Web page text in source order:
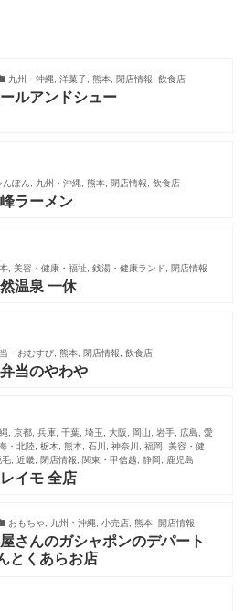
九州・沖縄, 洋菓子, 熊本, 閉店情報, 飲食店
ルアンドシュー
んぽん, 九州・沖縄, 熊本, 閉店情報, 飲食店
ラーメン
, 美容・健康・福祉, 銭湯・健康ランド, 閉店情報
温泉 一休
・おむすび, 熊本, 閉店情報, 飲食店
当のやわや
, 京都, 兵庫, 千葉, 埼玉, 大阪, 岡山, 岩手, 広島, 愛
・北陸, 栃木, 熊本, 石川, 神奈川, 福岡, 美容・健
, 近畿, 閉店情報, 関東・甲信越, 静岡, 鹿児島
イモ 全店
おもちゃ, 九州・沖縄, 小売店, 熊本, 開店情報
さんのガシャポンのデパート
とくあらお店